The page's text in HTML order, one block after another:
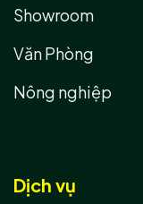
Showroom
Văn Phòng
Nông nghiệp
Dịch vụ